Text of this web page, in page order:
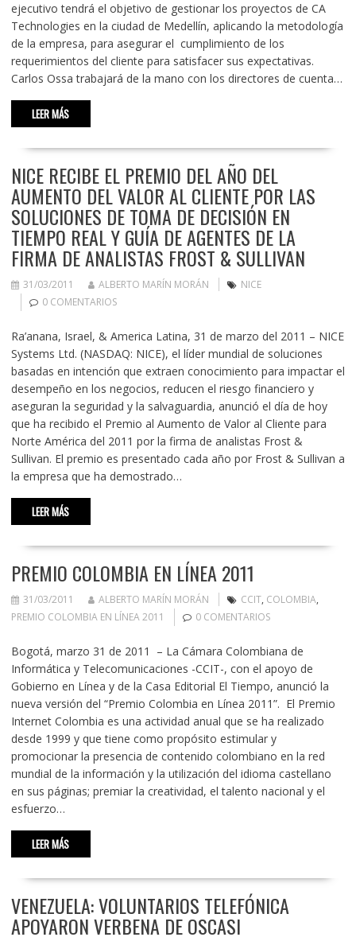
ejecutivo tendrá el objetivo de gestionar los proyectos de CA
Technologies en la ciudad de Medellín, aplicando la metodología
de la empresa, para asegurar el cumplimiento de los
requerimientos del cliente para satisfacer sus expectativas.
Carlos Ossa trabajará de la mano con los directores de cuenta…
LEER MÁS
NICE RECIBE EL PREMIO DEL AÑO DEL
AUMENTO DEL VALOR AL CLIENTE POR LAS
SOLUCIONES DE TOMA DE DECISIÓN EN
TIEMPO REAL Y GUÍA DE AGENTES DE LA
FIRMA DE ANALISTAS FROST & SULLIVAN
31/03/2011 ALBERTO MARÍN MORÁN
NICE
0 COMENTARIOS
Ra’anana, Israel, & America Latina, 31 de marzo del 2011 – NICE
Systems Ltd. (NASDAQ: NICE), el líder mundial de soluciones
basadas en intención que extraen conocimiento para impactar el
desempeño en los negocios, reducen el riesgo financiero y
aseguran la seguridad y la salvaguardia, anunció el día de hoy
que ha recibido el Premio al Aumento de Valor al Cliente para
Norte América del 2011 por la firma de analistas Frost &
Sullivan. El premio es presentado cada año por Frost & Sullivan a
la empresa que ha demostrado…
LEER MÁS
PREMIO COLOMBIA EN LÍNEA 2011
31/03/2011 ALBERTO MARÍN MORÁN CCIT, COLOMBIA,
PREMIO COLOMBIA EN LÍNEA 2011
0 COMENTARIOS
Bogotá, marzo 31 de 2011 – La Cámara Colombiana de
Informática y Telecomunicaciones -CCIT-, con el apoyo de
Gobierno en Línea y de la Casa Editorial El Tiempo, anunció la
nueva versión del “Premio Colombia en Línea 2011”. El Premio
Internet Colombia es una actividad anual que se ha realizado
desde 1999 y que tiene como propósito estimular y
promocionar la presencia de contenido colombiano en la red
mundial de la información y la utilización del idioma castellano
en sus páginas; premiar la creatividad, el talento nacional y el
esfuerzo…
LEER MÁS
VENEZUELA: VOLUNTARIOS TELEFÓNICA
APOYARON VERBENA DE OSCASI